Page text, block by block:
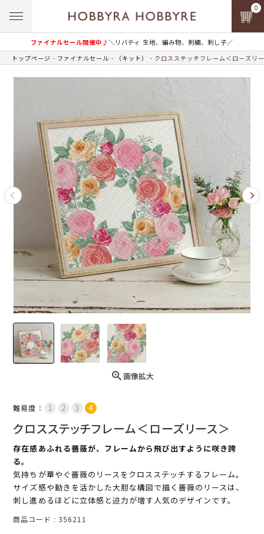
ファイナルセール開催中♪＼リバティ 生地、編み物、刺繍、刺し子／
0
トップページ ファイナルセール （キット） クロスステッチフレーム＜ローズリ
画像拡大
難易度：
クロスステッチフレーム＜ローズリース＞
存在感あふれる薔薇が、フレームから飛び出すように咲き誇
る。
気持ちが華やぐ薔薇のリースをクロスステッチするフレーム。
サイズ感や動きを活かした大胆な構図で描く薔薇のリースは、
刺し進めるほどに立体感と迫力が増す人気のデザインです。
商品コード 356211